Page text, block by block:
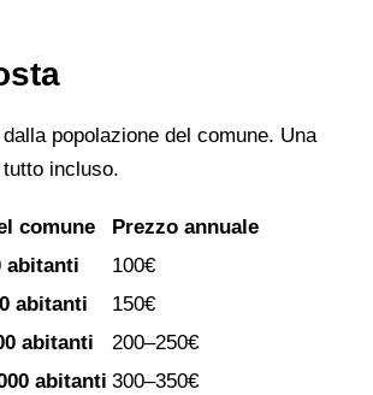
dalla popolazione del comune. Una
incluso.
comune
Prezzo annuale
abitanti
100€
abitanti
150€
abitanti
200–250€
abitanti 300–350€